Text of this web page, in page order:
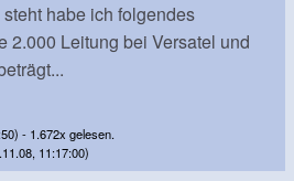
habe ich folgendes
2.000 Leitung bei Versatel und
- 1.672x gelesen.
11:17:00)